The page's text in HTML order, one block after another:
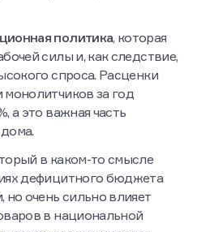
политика, которая
силы и, как следствие,
спроса. Расценки
за год
а это важная часть
в каком-то смысле
дефицитного бюджета
очень сильно влияет
в национальной